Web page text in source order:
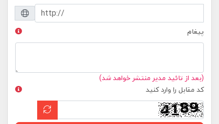
پیغام
(بعد از تائید مدیر منتشر خواهد شد)
کد مقابل را وارد کنید